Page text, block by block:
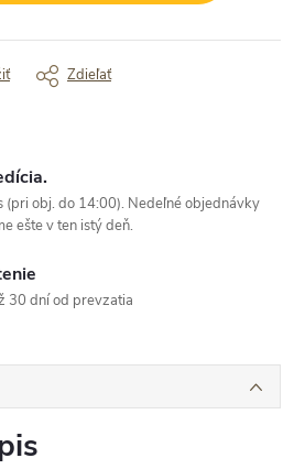
Zdieľať
(pri obj. do 14:00). Nedeľné objednávky
ešte v ten istý deň.
30 dní od prevzatia